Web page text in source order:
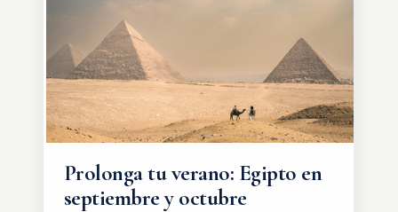
Prolonga tu verano: Egipto en
septiembre y octubre